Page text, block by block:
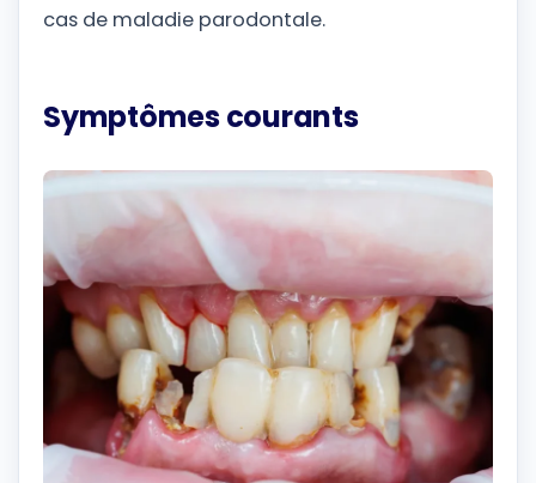
cas de maladie parodontale.
Symptômes courants